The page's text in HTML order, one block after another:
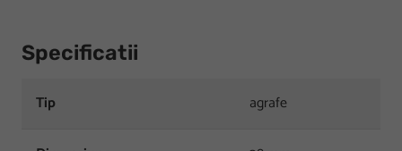
Specificatii
Tip agrafe